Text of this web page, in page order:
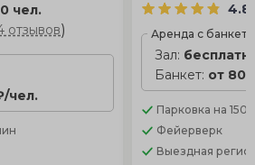
чел.
отзывов)
чел.
4.8
Аренда с
Зал:
Банкет: от
Парковка на 150
Фейерверк
Выездная